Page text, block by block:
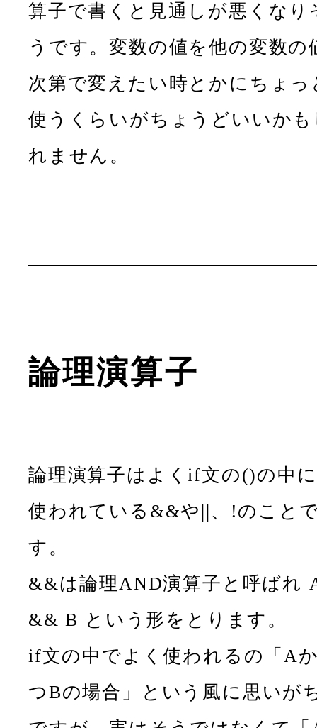
算子で書くと見通しが悪くなり
うです。変数の値を他の変数の
次第で変えたい時とかにちょっ
使うくらいがちょうどいいかも
れません。
論理演算子
論理演算子はよくif文の()の中に
使われている&&や||、!のこと
す。
&&は論理AND演算子と呼ばれ
&& B という形をとります。
if文の中でよく使われるの「A
つBの場合」という風に思いが